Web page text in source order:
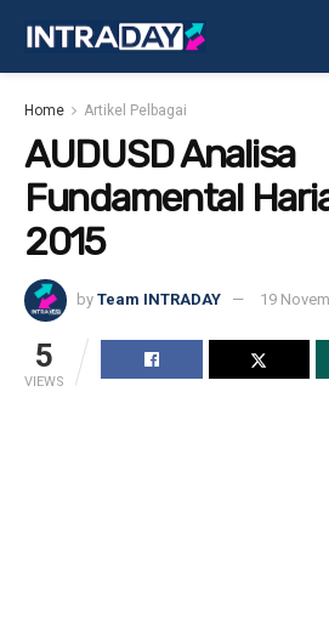
Home Artikel Pelbagai
AUDUSD Analisa
Fundamental
2015
by Team INTRADAY 19
5
VIEWS